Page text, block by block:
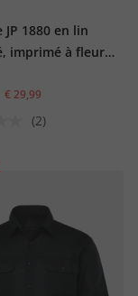
JP 1880 en lin
imprimé à fleurs,
courtes et col
Cuba-Fit «
- jusqu'au 8 XL
€ 29,99
(2)